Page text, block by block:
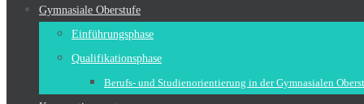
Gymnasiale Oberstufe
Einführungsphase
Qualifikationsphase
Berufs- und Studienorientierung in der Gymnasialen